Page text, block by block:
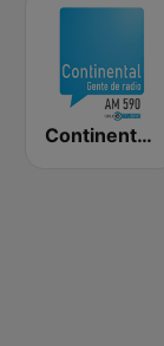
Continental 590 AM